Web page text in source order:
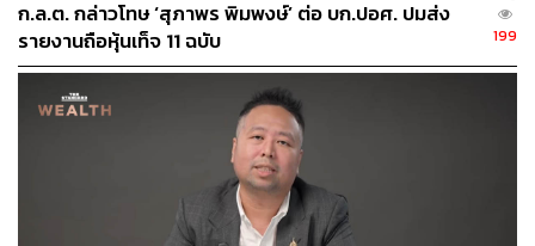
ทั้งนี้ ปัจจุบันประเทศไทยใช้มาตรฐานสากลรายงานทางการ
เงิน (IFRS) โดยมีการแบ่งการทำงบการเงินเป็น 2 ระดับ คือ
กิจการที่มีส่วนได้เสียสาธารณะ (Publicly Accountable
Entities: PAEs) คือต้องปฏิบัติตามข้อกําหนดของ
มาตรฐานการรายงานทางการเงิน ที่จัดขึ้นตาม
มาตรฐานการรายงานทางการเงินระหว่างประเทศ
อย่างเต็มรูปแบบ หรือที่เรียกกันสั้นๆ ว่า ‘มาตรฐานชุด
ก.ล.ต. กล่าวโทษ ‘สุภาพร พิมพงษ์’ ต่อ บก.ปอศ. ปมส่ง
รายงานถือหุ้นเท็จ 11 ฉบับ
199